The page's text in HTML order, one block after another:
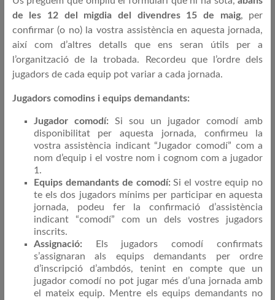
de les 12 del migdia del divendres 15 de maig, per
confirmar (o no) la vostra assistència en aquesta jornada,
així com d’altres detalls que ens seran útils per a
l’organització de la trobada. Recordeu que l’ordre dels
jugadors de cada equip pot variar a cada jornada.
Jugadors comodins i equips demandants:
Jugador comodí: Si sou un jugador comodí amb
disponibilitat per aquesta jornada, confirmeu la
vostra assistència indicant “Jugador comodí” com a
nom d’equip i el vostre nom i cognom com a jugador
1.
Equips demandants de comodí: Si el vostre equip no
te els dos jugadors mínims per participar en aquesta
jornada, podeu fer la confirmació d’assistència
indicant “comodí” com un dels vostres jugadors
inscrits.
Assignació: Els jugadors comodí confirmats
s’assignaran als equips demandants per ordre
d’inscripció d’ambdós, tenint en compte que un
jugador comodí no pot jugar més d’una jornada amb
el mateix equip. Mentre els equips demandants no